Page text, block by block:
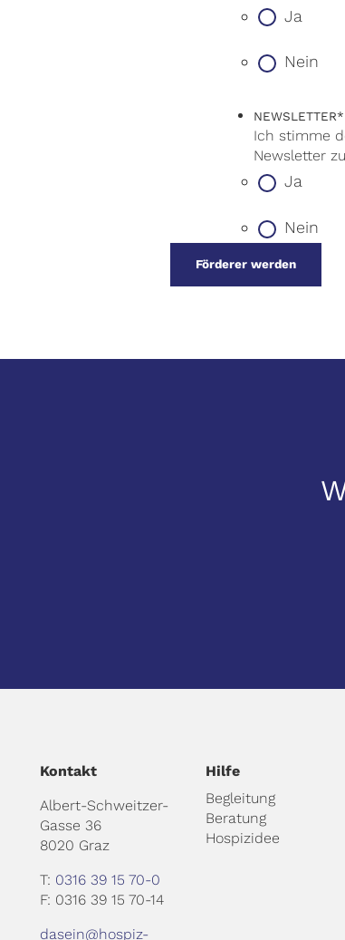
Ja
Nein
NEWSLETTER*
Ich stimme
Newsletter
Ja
Nein
Kontakt
Albert-Schweitzer-
Gasse 36
8020 Graz
T: 0316 39 15 70-0
F: 0316 39 15 70-14
dasein@hospiz-
Hilfe
Begleitung
Beratung
Hospizidee